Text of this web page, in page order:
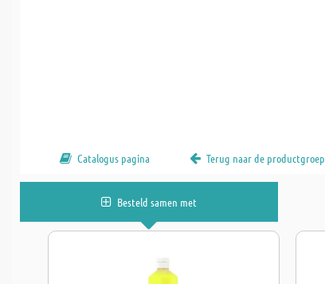
Catalogus pagina Terug naar de productgroep
Besteld samen met